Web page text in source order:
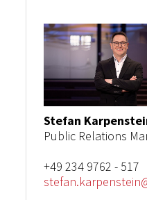
Stefan
Public Relations
+49 234 9762 - 517